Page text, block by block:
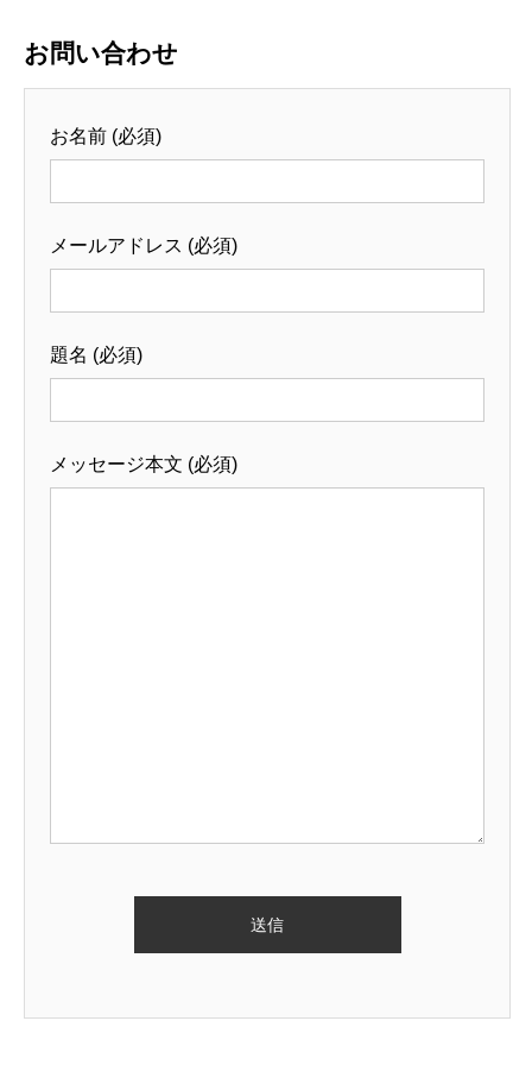
お問い合わせ
お名前 (必須)
メールアドレス (必須)
題名 (必須)
メッセージ本文 (必須)